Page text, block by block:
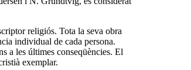
religiós. Tota la seva obra
individual de cada persona.
a les últimes conseqüències. El
exemplar.